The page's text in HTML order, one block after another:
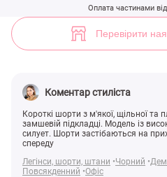
Оплата частинами
Перевірити
Коментар стиліста
Короткі шорти з м'якої, щільної та
замшевій підкладці. Модель із
силует. Шорти застібаються на
спереду
Легінси, шорти, штани
Чорний
Повсякденний Офіс
Чорні короткі шорти з екошкіри